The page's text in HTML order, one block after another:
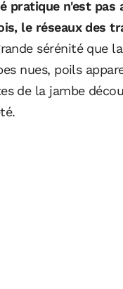
pratique n'est pas
le réseaux des
sérénité que
nues, poils
de la jambe